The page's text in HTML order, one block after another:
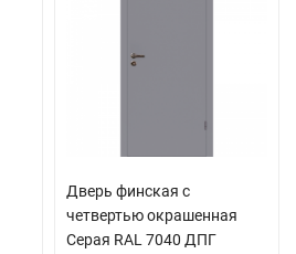
Дверь финская с
четвертью окрашенная
Серая RAL 7040 ДПГ